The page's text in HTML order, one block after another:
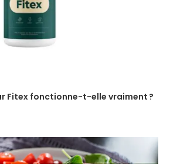
Fitex fonctionne-t-elle vraiment ?